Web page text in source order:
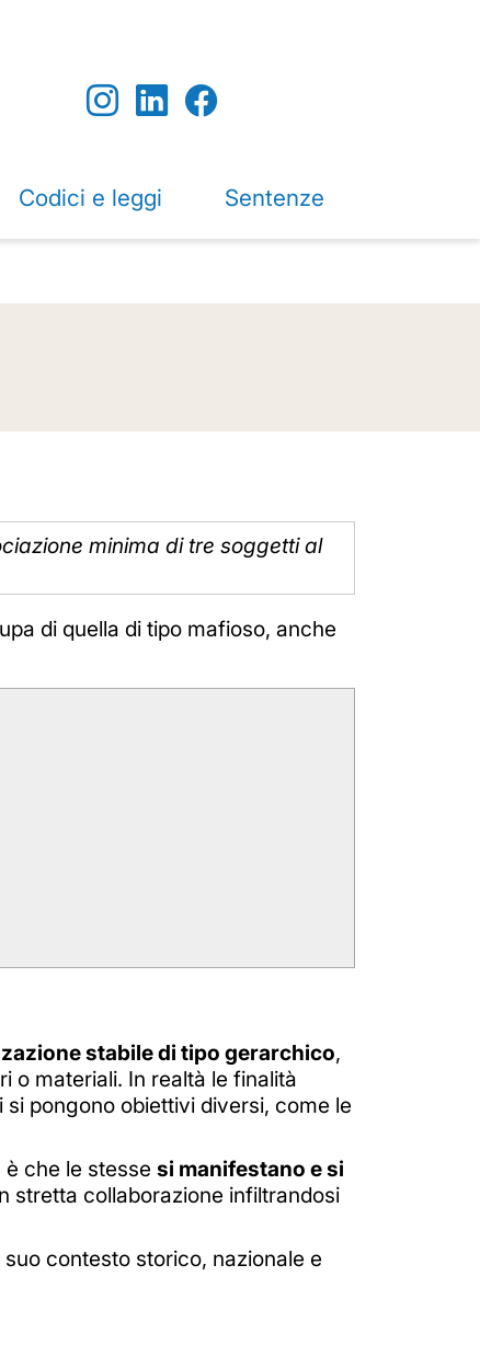
Codici e leggi Sentenze
minima di tre soggetti al
di quella di tipo mafioso, anche
stabile di tipo gerarchico,
o materiali. In realtà le finalità
pongono obiettivi diversi, come le
che le stesse si manifestano e si
stretta collaborazione infiltrandosi
contesto storico, nazionale e